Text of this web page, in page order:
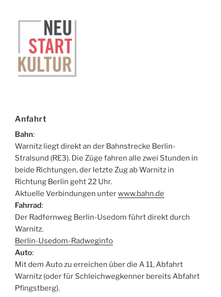
Anfahrt
Bahn:
Warnitz liegt direkt an der Bahnstrecke Berlin-
Stralsund (RE3). Die Züge fahren alle zwei Stunden in
beide Richtungen, der letzte Zug ab Warnitz in
Richtung Berlin geht 22 Uhr.
Aktuelle Verbindungen unterwww.bahn.de
Fahrrad:
Der Radfernweg Berlin-Usedom führt direkt durch
Warnitz.
Berlin-Usedom-Radweginfo
Auto:
Mit dem Auto zu erreichen über die A 11, Abfahrt
Warnitz (oder für Schleichwegkenner bereits Abfahrt
Pfingstberg).